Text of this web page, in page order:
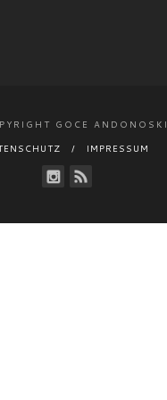
GOCE ANDONOSKI
IMPRESSUM